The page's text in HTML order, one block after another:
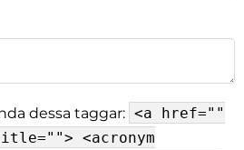
dessa taggar: <a href=""
<acronym